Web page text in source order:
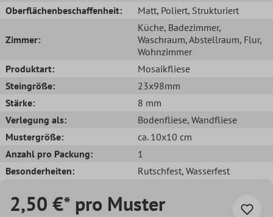
Oberflächenbeschaffenheit:
Matt, Poliert, Strukturiert
Zimmer:
Küche, Badezimmer,
Waschraum, Abstellraum, Flur,
Wohnzimmer
Produktart:
Mosaikfliese
Steingröße:
23x98mm
Stärke:
8 mm
Verlegung als:
Bodenfliese, Wandfliese
Mustergröße:
ca. 10x10 cm
Anzahl pro Packung:
1
Besonderheiten:
Rutschfest, Wasserfest
2,50 €* pro Muster